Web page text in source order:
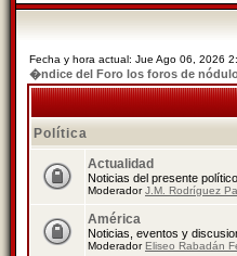
Fecha y hora actual: Jue Ago 06, 2026
�ndice del Foro los foros de
Política
Actualidad
Noticias del presente
ModeradorJ.M. Rodríguez
América
Noticias, eventos y
ModeradorEliseo Rabadán